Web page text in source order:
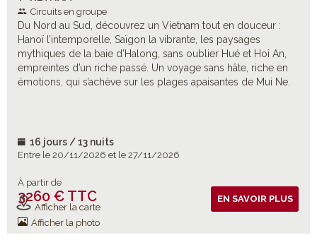
Circuits en groupe
Du Nord au Sud, découvrez un Vietnam tout en douceur :
Hanoï l’intemporelle, Saïgon la vibrante, les paysages
mythiques de la baie d’Halong, sans oublier Hué et Hoi An,
empreintes d’un riche passé. Un voyage sans hâte, riche en
émotions, qui s’achève sur les plages apaisantes de Mui Ne.
16 jours / 13 nuits
Entre le 20/11/2026 et le 27/11/2026
À partir de
3260 € TTC
Vols inclus
Afficher la carte
Afficher la photo
EN SAVOIR PLUS